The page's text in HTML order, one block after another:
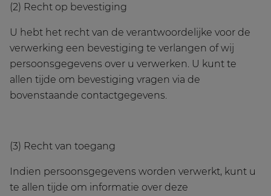
(2) Recht op bevestiging
U hebt het recht van de verantwoordelijke voor de
verwerking een bevestiging te verlangen of wij
persoonsgegevens over u verwerken. U kunt te
allen tijde om bevestiging vragen via de
bovenstaande contactgegevens.
(3) Recht van toegang
Indien persoonsgegevens worden verwerkt, kunt u
te allen tijde om informatie over deze